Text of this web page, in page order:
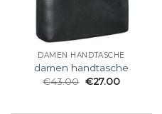
DAMEN HANDTASCHE
damen handtasche
€43.00 €27.00